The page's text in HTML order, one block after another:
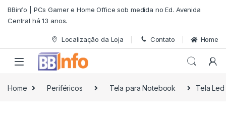
Skip to navigation
Skip to content
BBinfo | PCs Gamer e Home Office sob medida no Ed. Avenida
Central há 13 anos.
Localização da Loja Contato Home
Home Periféricos Tela para Notebook Tela Led